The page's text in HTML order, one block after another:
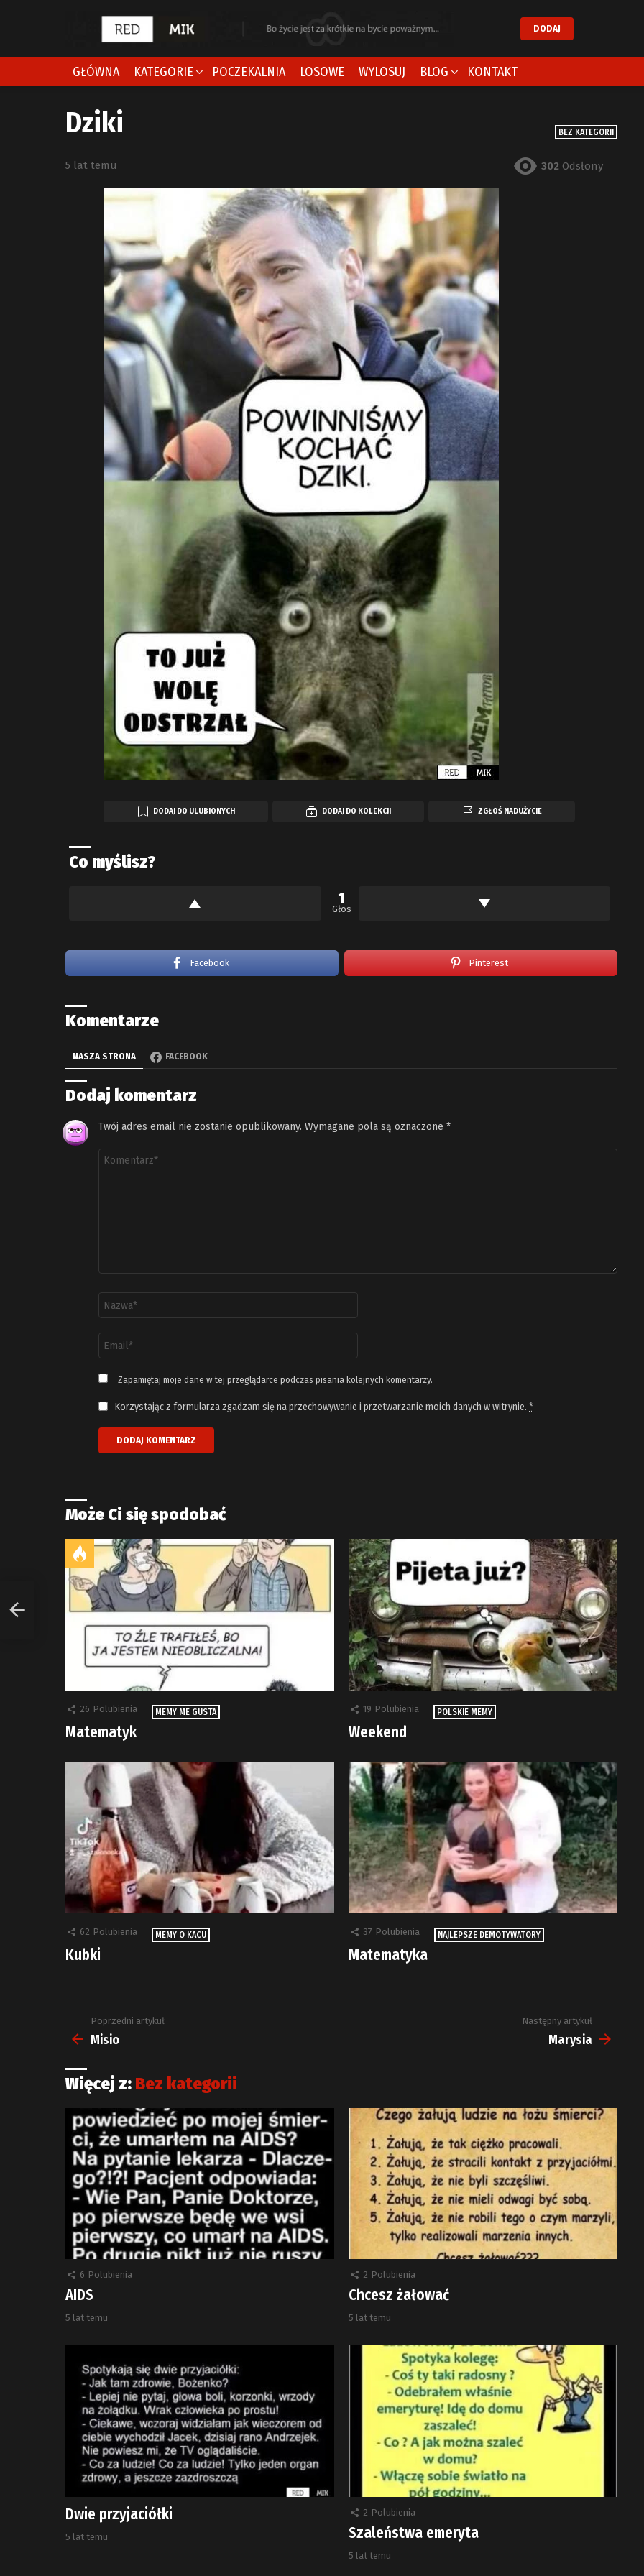
DODAJ
GŁÓWNA KATEGORIE POCZEKALNIA LOSOWE WYLOSUJ BLOG KONTAKT
BEZ KATEGORII
Dziki
5 lat temu 302 Odsłony
DODAJ DO ULUBIONYCH DODAJ DO KOLEKCJI ZGŁOŚ NADUŻYCIE
Co myślisz?
1
Głos
Facebook Pinterest
Komentarze
NASZA STRONA FACEBOOK
Dodaj komentarz
Twój adres email nie zostanie opublikowany. Wymagane pola są oznaczone *
Komentarz
email
*
Zapamiętaj moje dane w tej przeglądarce podczas pisania kolejnych komentarzy.
Korzystając z formularza zgadzam się na przechowywanie i przetwarzanie moich danych w witrynie. *
Może Ci się spodobać
26 Polubienia MEMY ME GUSTA
Matematyk
19 Polubienia POLSKIE MEMY
Weekend
62 Polubienia MEMY O KACU
Kubki
37 Polubienia NAJLEPSZE DEMOTYWATORY
Matematyka
Zobacz
więcej
Poprzedni artykuł
Misio
Następny artykuł
Marysia
Więcej z: Bez kategorii
6 Polubienia
AIDS
5 lat temu
2 Polubienia
Chcesz żałować
5 lat temu
Dwie przyjaciółki
5 lat temu
2 Polubienia
Szaleństwa emeryta
5 lat temu